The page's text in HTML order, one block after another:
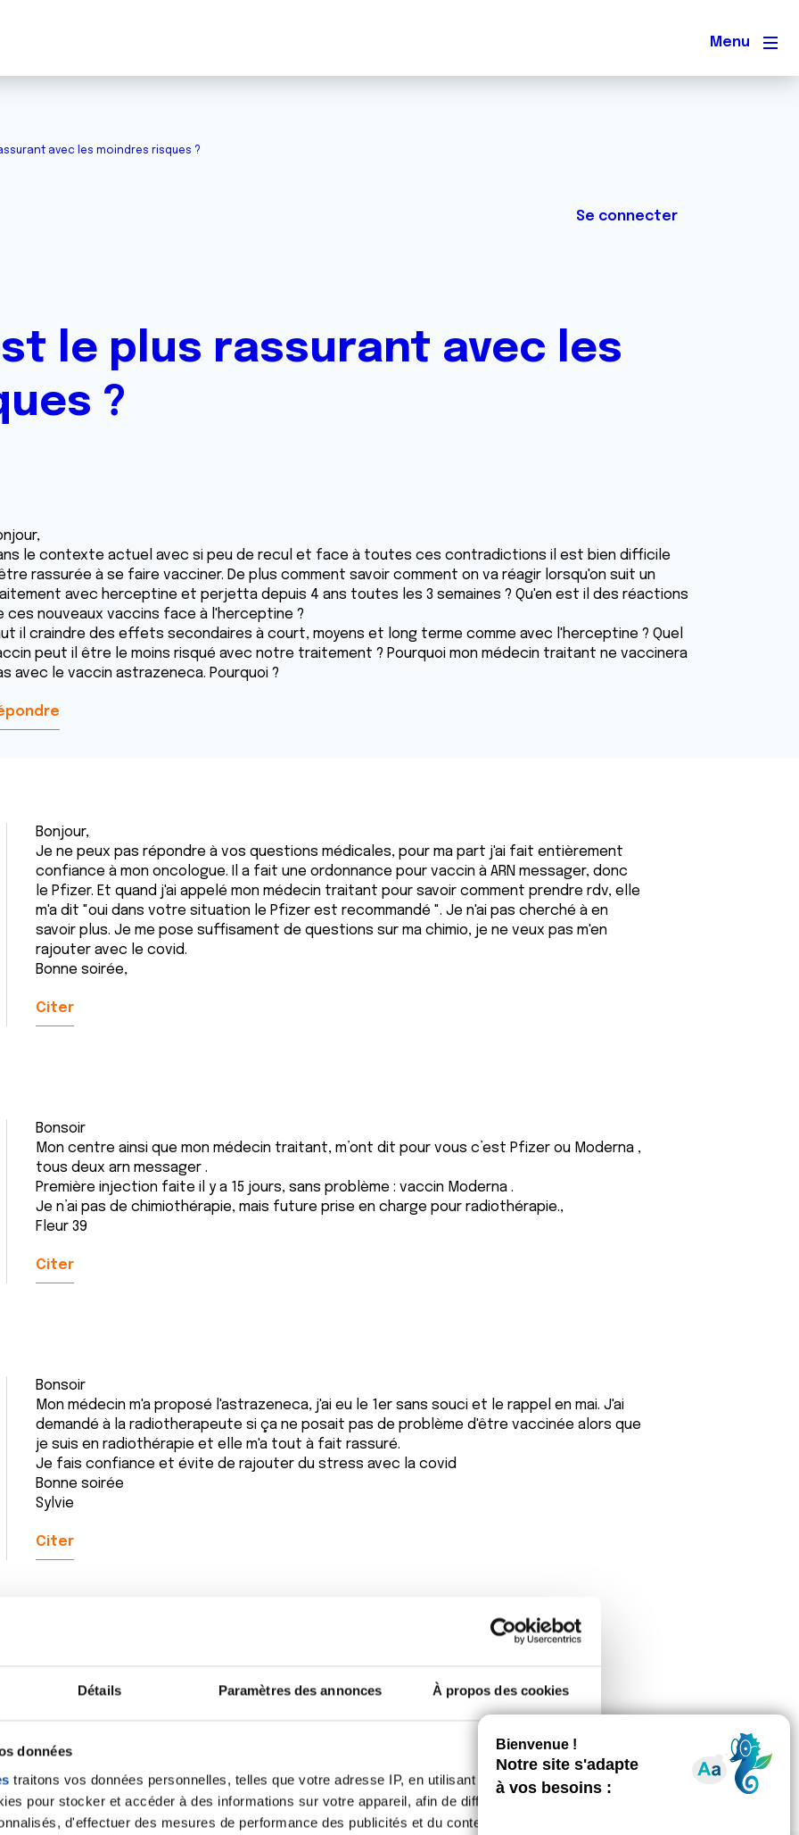
Détails Paramètres des annonces À propos des cookies
données
traitons vos données personnelles, telles que votre adresse IP, en utilisant des
pour stocker et accéder à des informations sur votre appareil, afin de diffuser des
d'effectuer des mesures de performance des publicités et du contenu, ainsi que de
Menu
avec les moindres risques ?
Se connecter
le plus rassurant avec les
?
le contexte actuel avec si peu de recul et face à toutes ces contradictions il est bien difficile
rassurée à se faire vacciner. De plus comment savoir comment on va réagir lorsqu'on suit un
avec herceptine et perjetta depuis 4 ans toutes les 3 semaines ? Qu'en est il des réactions
ces nouveaux vaccins face à l'herceptine ?
il craindre des effets secondaires à court, moyens et long terme comme avec l'herceptine ? Quel
peut il être le moins risqué avec notre traitement ? Pourquoi mon médecin traitant ne vaccinera
avec le vaccin astrazeneca. Pourquoi ?
Bonjour,
Je ne peux pas répondre à vos questions médicales, pour ma part j'ai fait entièrement
confiance à mon oncologue. Il a fait une ordonnance pour vaccin à ARN messager, donc
le Pfizer. Et quand j'ai appelé mon médecin traitant pour savoir comment prendre rdv, elle
m'a dit "oui dans votre situation le Pfizer est recommandé ". Je n'ai pas cherché à en
savoir plus. Je me pose suffisament de questions sur ma chimio, je ne veux pas m'en
rajouter avec le covid.
Bonne soirée,
Citer
Bonsoir
Mon centre ainsi que mon médecin traitant, m’ont dit pour vous c’est Pfizer ou Moderna ,
tous deux arn messager .
Première injection faite il y a 15 jours, sans problème : vaccin Moderna .
Je n’ai pas de chimiothérapie, mais future prise en charge pour radiothérapie.,
Fleur 39
Citer
Bonsoir
Mon médecin m'a proposé l'astrazeneca, j'ai eu le 1er sans souci et le rappel en mai. J'ai
demandé à la radiotherapeute si ça ne posait pas de problème d'être vaccinée alors que
je suis en radiothérapie et elle m'a tout à fait rassuré.
Je fais confiance et évite de rajouter du stress avec la covid
Bonne soirée
Sylvie
Citer
No stress
Bonne soirée